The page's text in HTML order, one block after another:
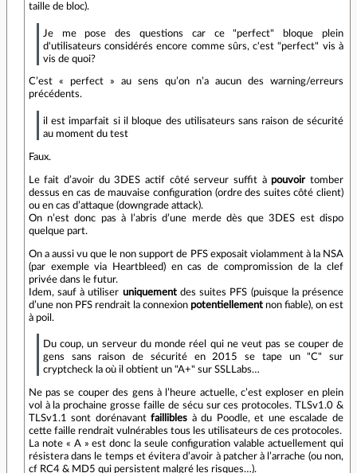
taille de bloc).
Je me pose des questions car ce "perfect" bloque plein
d'utilisateurs considérés encore comme sûrs, c'est "perfect" vis à
vis de quoi?
C’est « perfect » au sens qu’on n’a aucun des warning/erreurs
précédents.
il est imparfait si il bloque des utilisateurs sans raison de sécurité
au moment du test
Faux.
Le fait d’avoir du 3DES actif côté serveur suffit à pouvoirtomber
dessus en cas de mauvaise configuration (ordre des suites côté client)
ou en cas d’attaque (downgrade attack).
On n’est donc pas à l’abris d’une merde dès que 3DES est dispo
quelque part.
On a aussi vu que le non support de PFS exposait violamment à la NSA
(par exemple via Heartbleed) en cas de compromission de la clef
privée dans le futur.
Idem, sauf à utiliser uniquementdes suites PFS (puisque la présence
d’une non PFS rendrait la connexion potentiellementnon fiable), on est
à poil.
Du coup, un serveur du monde réel qui ne veut pas se couper de
gens sans raison de sécurité en 2015 se tape un "C" sur
cryptcheck la où il obtient un "A+" sur SSLLabs…
Ne pas se couper des gens à l’heure actuelle, c’est exploser en plein
vol à la prochaine grosse faille de sécu sur ces protocoles. TLSv1.0 &
TLSv1.1 sont dorénavantfaillibles à du Poodle, et une escalade de
cette faille rendrait vulnérables tous les utilisateurs de ces protocoles.
La note « A » est donc la seule configuration valable actuellement qui
résistera dans le temps et évitera d’avoir à patcher à l’arrache (ou non,
cf RC4 & MD5 qui persistent malgré les risques…).